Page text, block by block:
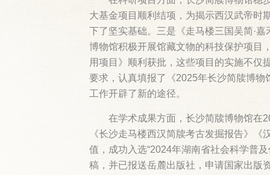
大基金项目顺利结项，为揭示西汉武帝时
下了坚实基础。三是《走马楼三国吴简·
博物馆积极开展馆藏文物的科技保护项目
用项目》顺利获批，这些项目的实施不仅
要求，认真填报了《2025年长沙简牍博
工作开辟了新的途径。
在学术成果方面，长沙简牍博物馆在
《长沙走马楼西汉简牍考古发掘报告》
值，成功入选“2024年湖南省社会科学普
稿，并已报送岳麓出版社，申请国家出版